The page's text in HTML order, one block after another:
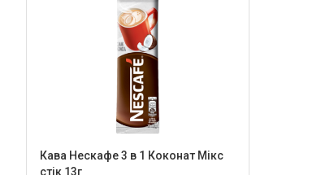
Кава Нескафе 3 в 1 Коконат Мікс
стік 13г